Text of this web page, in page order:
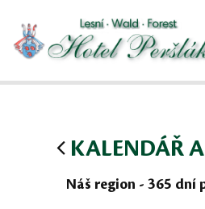
KALENDÁŘ
Náš region - 365 dní